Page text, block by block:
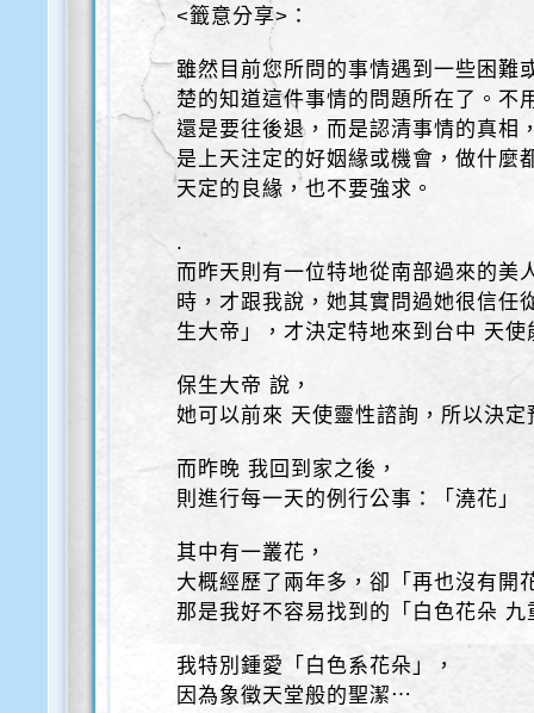
<籤意分享>：
雖然目前您所問的事情遇到一些困難
楚的知道這件事情的問題所在了。不
還是要往後退，而是認清事情的真相
是上天注定的好姻緣或機會，做什麼
天定的良緣，也不要強求。
.
而昨天則有一位特地從南部過來的美
時，才跟我說，她其實問過她很信任
生大帝」，才決定特地來到台中 天
保生大帝 說，
她可以前來 天使靈性諮詢，所以決定
而昨晚 我回到家之後，
則進行每一天的例行公事：「澆花」
其中有一叢花，
大概經歷了兩年多，卻「再也沒有開
那是我好不容易找到的「白色花朵 九
我特別鍾愛「白色系花朵」，
因為象徵天堂般的聖潔⋯